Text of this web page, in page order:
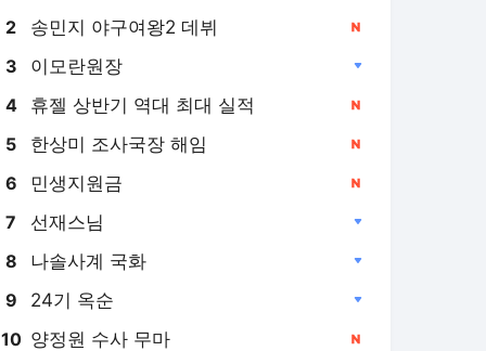
2
송민지 야구여왕2 데뷔
3
이모란원장
4
휴젤 상반기 역대 최대 실적
5
한상미 조사국장 해임
6
민생지원금
7
선재스님
8
나솔사계 국화
9
24기 옥순
10 양정원 수사 무마